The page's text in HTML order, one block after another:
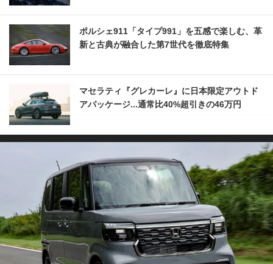
ポルシェ911「タイプ991」を五感で楽しむ、革
新と古典が融合した第7世代を徹底特集
マセラティ『グレカーレ』に日本限定アウトド
アパッケージ...通常比40%超引きの46万円